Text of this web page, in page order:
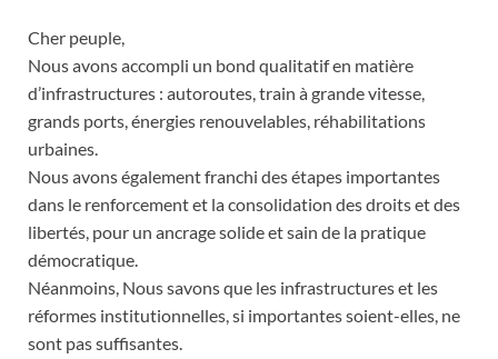
Cher peuple,
Nous avons accompli un bond qualitatif en matière
d’infrastructures : autoroutes, train à grande vitesse,
grands ports, énergies renouvelables, réhabilitations
urbaines.
Nous avons également franchi des étapes importantes
dans le renforcement et la consolidation des droits et des
libertés, pour un ancrage solide et sain de la pratique
démocratique.
Néanmoins, Nous savons que les infrastructures et les
réformes institutionnelles, si importantes soient-elles, ne
sont pas suffisantes.